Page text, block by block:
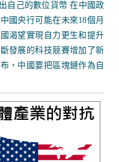
自己的數位貨幣 在中國政
國央行可能在未來18個月
渴望實現自力更生和提升
發展的科技競賽增加了新
，中國要把區塊鏈作為自